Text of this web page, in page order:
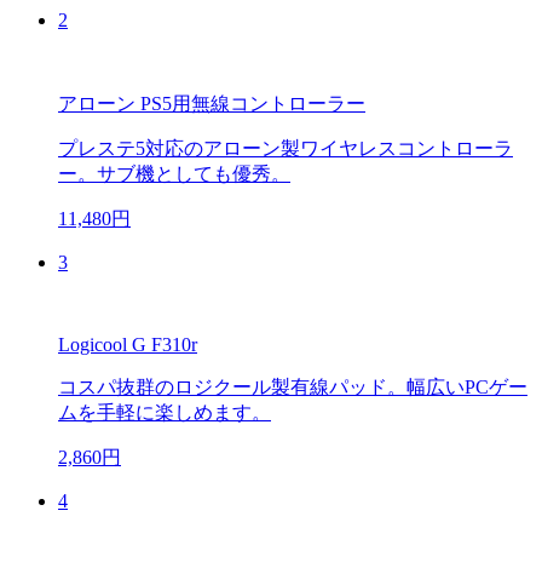
2
アローン PS5用無線コントローラー
プレステ5対応のアローン製ワイヤレスコントローラ
ー。サブ機としても優秀。
11,480円
3
Logicool G F310r
コスパ抜群のロジクール製有線パッド。幅広いPCゲー
ムを手軽に楽しめます。
2,860円
4